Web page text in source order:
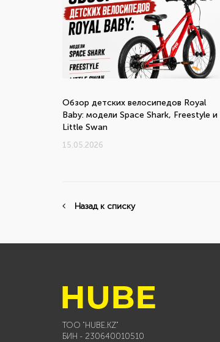
Обзор детских велосипедов Royal
Baby: модели Space Shark, Freestyle и
Little Swan
15.05.2026
Назад к списку
ТОО "HUBE.KZ"
БИН - 230640010510